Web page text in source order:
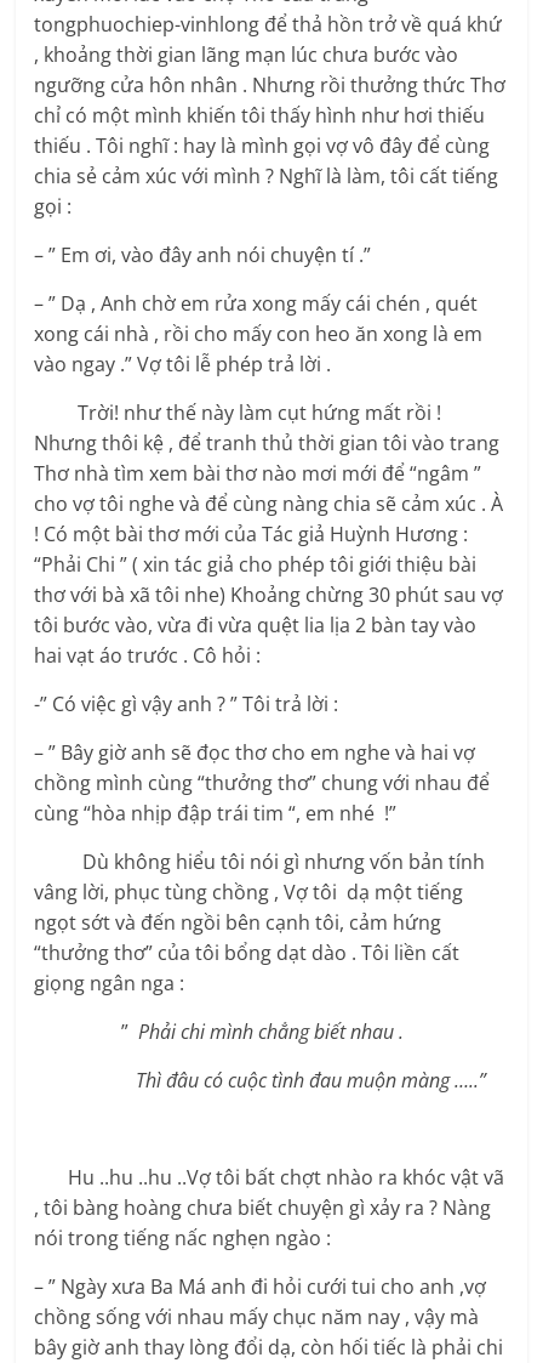
tongphuochiep-vinhlong để thả hồn trở về quá khứ
, khoảng thời gian lãng mạn lúc chưa bước vào
ngưỡng cửa hôn nhân . Nhưng rồi thưởng thức Thơ
chỉ có một mình khiến tôi thấy hình như hơi thiếu
thiếu . Tôi nghĩ : hay là mình gọi vợ vô đây để cùng
chia sẻ cảm xúc với mình ? Nghĩ là làm, tôi cất tiếng
gọi :
– ” Em ơi, vào đây anh nói chuyện tí .”
– ” Dạ , Anh chờ em rửa xong mấy cái chén , quét
xong cái nhà , rồi cho mấy con heo ăn xong là em
vào ngay .” Vợ tôi lễ phép trả lời .
Trời! như thế này làm cụt hứng mất rồi !
Nhưng thôi kệ , để tranh thủ thời gian tôi vào trang
Thơ nhà tìm xem bài thơ nào mơi mới để “ngâm ”
cho vợ tôi nghe và để cùng nàng chia sẽ cảm xúc . À
! Có một bài thơ mới của Tác giả Huỳnh Hương :
“Phải Chi ” ( xin tác giả cho phép tôi giới thiệu bài
thơ với bà xã tôi nhe) Khoảng chừng 30 phút sau vợ
tôi bước vào, vừa đi vừa quệt lia lịa 2 bàn tay vào
hai vạt áo trước . Cô hỏi :
-” Có việc gì vậy anh ? ” Tôi trả lời :
– ” Bây giờ anh sẽ đọc thơ cho em nghe và hai vợ
chồng mình cùng “thưởng thơ” chung với nhau để
cùng “hòa nhịp đập trái tim “, em nhé !”
Dù không hiểu tôi nói gì nhưng vốn bản tính
vâng lời, phục tùng chồng , Vợ tôi dạ một tiếng
ngọt sớt và đến ngồi bên cạnh tôi, cảm hứng
“thưởng thơ” của tôi bổng dạt dào . Tôi liền cất
giọng ngân nga :
” Phải chi mình chẳng biết nhau .
Thì đâu có cuộc tình đau muộn màng …..”
Hu ..hu ..hu ..Vợ tôi bất chợt nhào ra khóc vật vã
, tôi bàng hoàng chưa biết chuyện gì xảy ra ? Nàng
nói trong tiếng nấc nghẹn ngào :
– ” Ngày xưa Ba Má anh đi hỏi cưới tui cho anh ,vợ
chồng sống với nhau mấy chục năm nay , vậy mà
bây giờ anh thay lòng đổi dạ, còn hối tiếc là phải chi